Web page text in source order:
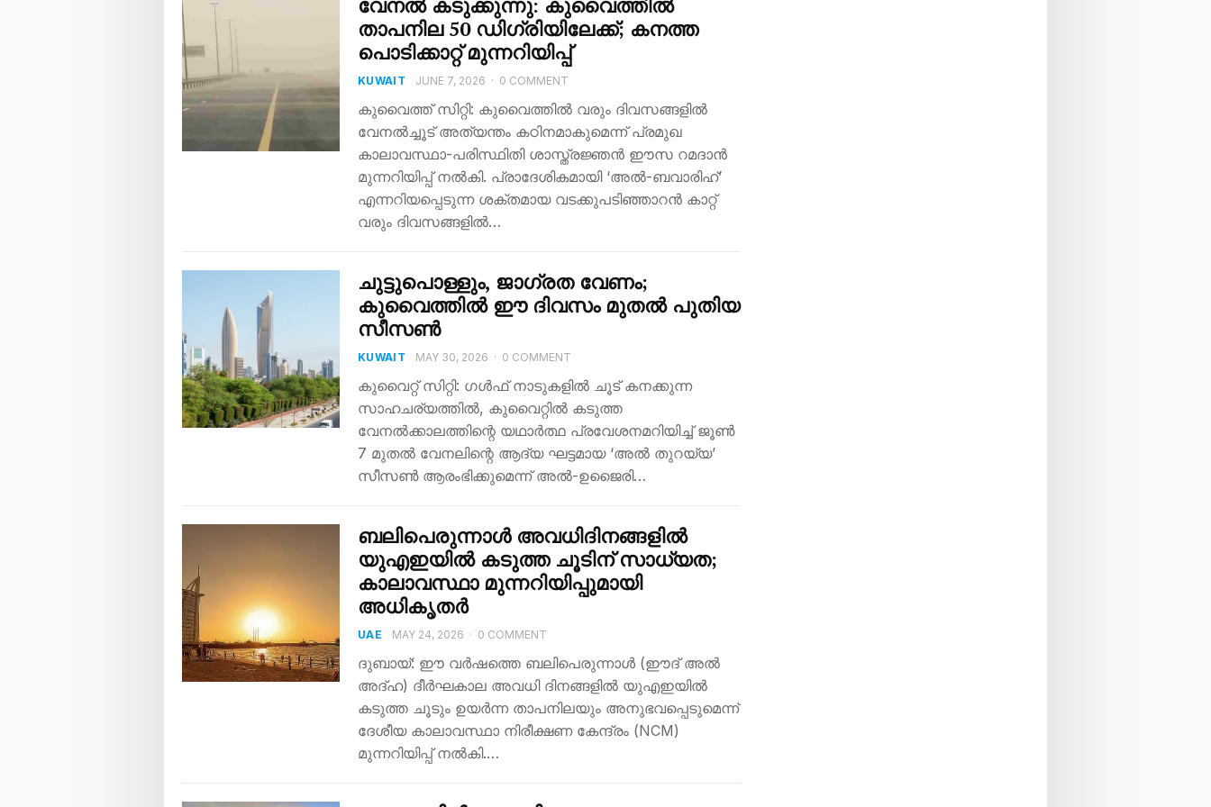
വേനൽ കടുക്കുന്നു: കുവൈത്തിൽ
താപനില 50 ഡിഗ്രിയിലേക്ക്; കനത്ത
പൊടിക്കാറ്റ് മുന്നറിയിപ്പ്
KUWAIT JUNE 7, 2026 · 0 COMMENT
കുവൈത്ത് സിറ്റി: കുവൈത്തിൽ വരും ദിവസങ്ങളിൽ
വേനൽച്ചൂട് അത്യന്തം കഠിനമാകുമെന്ന് പ്രമുഖ
കാലാവസ്ഥാ-പരിസ്ഥിതി ശാസ്ത്രജ്ഞൻ ഈസ റമദാൻ
മുന്നറിയിപ്പ് നൽകി. പ്രാദേശികമായി ‘അൽ-ബവാരിഹ്’
എന്നറിയപ്പെടുന്ന ശക്തമായ വടക്കുപടിഞ്ഞാറൻ കാറ്റ്
വരും ദിവസങ്ങളിൽ…
ചുട്ടുപൊള്ളും, ജാ​ഗ്രത വേണം;
കുവൈത്തിൽ ഈ ദിവസം മുതൽ പുതിയ
സീസൺ
KUWAIT MAY 30, 2026 · 0 COMMENT
കുവൈറ്റ് സിറ്റി: ഗൾഫ് നാടുകളിൽ ചൂട് കനക്കുന്ന
സാഹചര്യത്തിൽ, കുവൈറ്റിൽ കടുത്ത
വേനൽക്കാലത്തിന്റെ യഥാർത്ഥ പ്രവേശനമറിയിച്ച് ജൂൺ
7 മുതൽ വേനലിന്റെ ആദ്യ ഘട്ടമായ ‘അൽ തുറയ്യ’
സീസൺ ആരംഭിക്കുമെന്ന് അൽ-ഉജൈരി…
ബലിപെരുന്നാൾ അവധിദിനങ്ങളിൽ
യുഎഇയിൽ കടുത്ത ചൂടിന് സാധ്യത;
കാലാവസ്ഥാ മുന്നറിയിപ്പുമായി
അധികൃതർ
UAE MAY 24, 2026 · 0 COMMENT
ദുബായ്: ഈ വർഷത്തെ ബലിപെരുന്നാൾ (ഈദ് അൽ
അദ്ഹ) ദീർഘകാല അവധി ദിനങ്ങളിൽ യുഎഇയിൽ
കടുത്ത ചൂടും ഉയർന്ന താപനിലയും അനുഭവപ്പെടുമെന്ന്
ദേശീയ കാലാവസ്ഥാ നിരീക്ഷണ കേന്ദ്രം (NCM)
മുന്നറിയിപ്പ് നൽകി.…